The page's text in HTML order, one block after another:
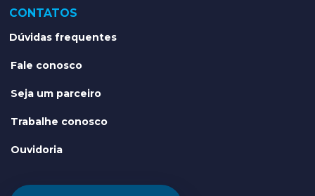
CONTATOS
Dúvidas frequentes
Fale conosco
Seja um parceiro
Trabalhe conosco
Ouvidoria